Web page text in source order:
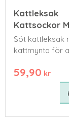
Kattleksak
Kattsockor
Söt kattleksak
kattmynta för
59,90 kr